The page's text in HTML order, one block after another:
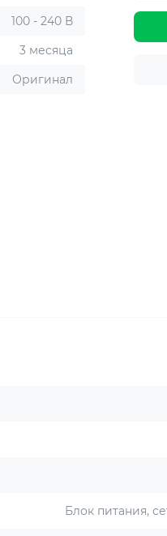
100 - 240 В
3 месяца
Оригинал
Блок питания,